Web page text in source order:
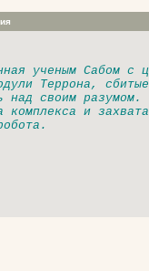
ученым Сабом с
Террона,
над своим разумом.
комплекса и